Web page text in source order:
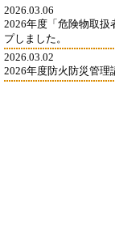
2026.03.06
2026年度「危険物取扱
プしました。
2026.03.02
2026年度防火防災管理